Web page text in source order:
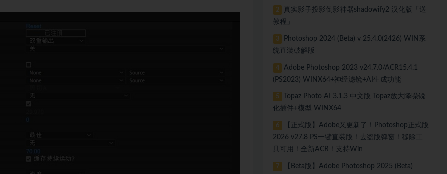
2
真实影子投影倒影神器shadowify2 汉化版「送
教程」
3
Photoshop 2024 (Beta) v 25.4.0(2426) WIN系
统直装破解版
4
Adobe Photoshop 2023 v24.7.0/ACR15.4.1
(PS2023) WINX64+神经滤镜+AI生成功能
5
Topaz Photo AI 3.1.3 中文版 Topaz放大降噪锐
化插件+模型 WINX64
6
【正式版】Adobe又更新了！Photoshop正式版
2026 v27.8 PS一键直装版！去盗版弹窗！移除工
具可用！全新ACR！支持Win
7
【Beta版】Adobe Photoshop 2025 (Beta)